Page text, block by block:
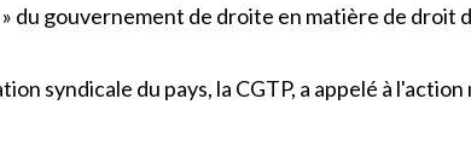
du gouvernement de droite en matière de droit
syndicale du pays, la CGTP, a appelé à